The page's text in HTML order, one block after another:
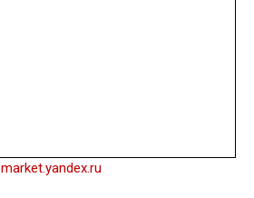
market.yandex.ru